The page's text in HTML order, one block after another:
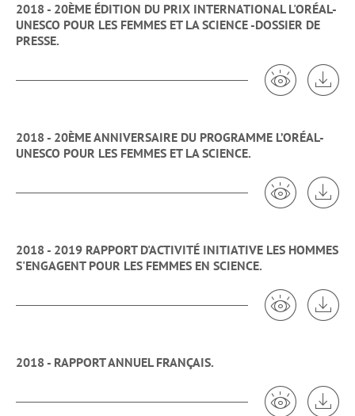
2018 - 20ÈME ÉDITION DU PRIX INTERNATIONAL L'ORÉAL-
UNESCO POUR LES FEMMES ET LA SCIENCE -DOSSIER DE
PRESSE.
Voir 2018 -
2018 - 20ÈME ANNIVERSAIRE DU PROGRAMME L’ORÉAL-
UNESCO POUR LES FEMMES ET LA SCIENCE.
Voir 2018 -
2018 - 2019 RAPPORT D'ACTIVITÉ INITIATIVE LES HOMMES
S'ENGAGENT POUR LES FEMMES EN SCIENCE.
Voir 2018 -
2018 - RAPPORT ANNUEL FRANÇAIS.
Voir 2018 -